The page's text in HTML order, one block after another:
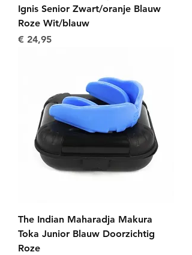
Ignis Senior Zwart/oranje Blauw
Roze Wit/blauw
Prijs
€ 24,95
The Indian Maharadja Makura
Toka Junior Blauw Doorzichtig
Roze